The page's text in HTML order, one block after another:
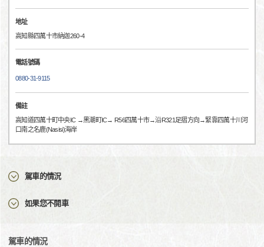
地址
高知縣四萬十市納迦260-4
電話號碼
0880-31-9115
備註
高知道四萬十町中央IC →黑潮町IC→ R56四萬十市→沿R321足摺方向→緊靠四萬十川河
口南之名鹿(Nasisi)海岸
駕車的情況
如果您不開車
駕車的情況